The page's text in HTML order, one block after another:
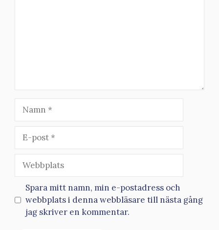
post
Webbplats
Spara mitt namn, min e-postadress och
webbplats i denna webbläsare till nästa gång
jag skriver en kommentar.